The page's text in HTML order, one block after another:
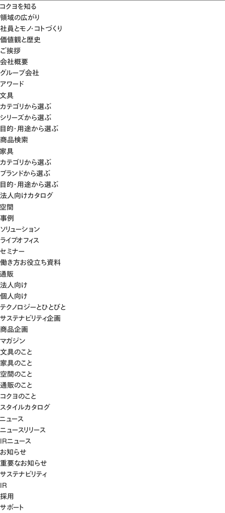
コクヨを知る
領域の広がり
社員とモノ・コトづくり
価値観と歴史
ご挨拶
会社概要
グループ会社
アワード
文具
カテゴリから選ぶ
シリーズから選ぶ
目的・用途から選ぶ
商品検索
家具
カテゴリから選ぶ
ブランドから選ぶ
目的・用途から選ぶ
法人向けカタログ
空間
事例
ソリューション
ライブオフィス
セミナー
働き方お役立ち資料
通販
法人向け
個人向け
テクノロジーとひとびと
サステナビリティ企画
商品企画
マガジン
文具のこと
家具のこと
空間のこと
通販のこと
コクヨのこと
スタイルカタログ
ニュース
ニュースリリース
IRニュース
お知らせ
重要なお知らせ
サステナビリティ
IR
採用
サポート